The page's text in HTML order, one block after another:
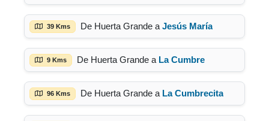
39 Kms De Huerta Grande a Jesús María
9 Kms De Huerta Grande a La Cumbre
96 Kms De Huerta Grande a La Cumbrecita